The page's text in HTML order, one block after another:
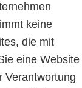
keine
die mit
eine Website
Verantwortung